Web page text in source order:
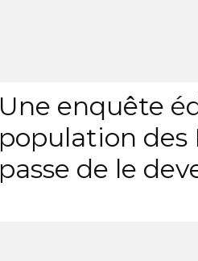
Une enquête
population des
passe de le